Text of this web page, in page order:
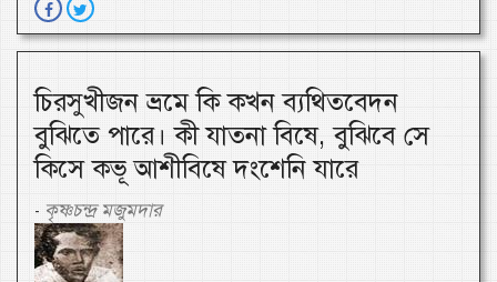
চিরসুখীজন ভ্রমে কি কখন ব্যথিতবেদন
বুঝিতে পারে। কী যাতনা বিষে, বুঝিবে সে
কিসে কভূ আশীবিষে দংশেনি যারে
- কৃষ্ণচন্দ্র মজুমদার